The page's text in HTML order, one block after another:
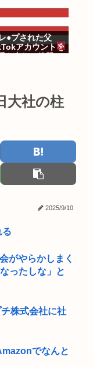
●プされた父
アカウントを
大社の柱
2025/9/10
る
がやらかしまく
ったしな」と
株式会社に社
でなんと